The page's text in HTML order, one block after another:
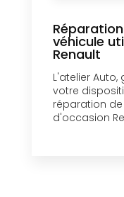
véhicule
Renault
L'atelier
votre
réparation
d'occasion